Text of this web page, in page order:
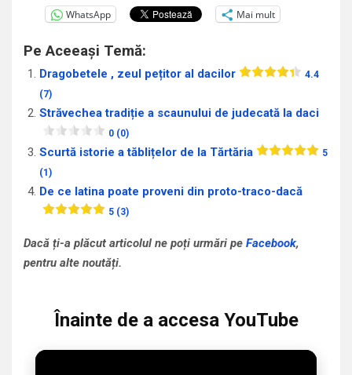
WhatsApp Mai mult
Pe Aceeași Temă:
Dragobetele , zeul pețitor al dacilor
4.4
(7)
Străvechea tradiție a scaunului de judecată la daci
0 (0)
Scurtă istorie a tăblițelor de la Tărtăria
5
(1)
De ce latina poate proveni din proto-traco-dacă
5 (3)
Dacă ți-a plăcut articolul ne poți urmări pe Facebook,
pentru alte noutăți.
Înainte de a accesa YouTube